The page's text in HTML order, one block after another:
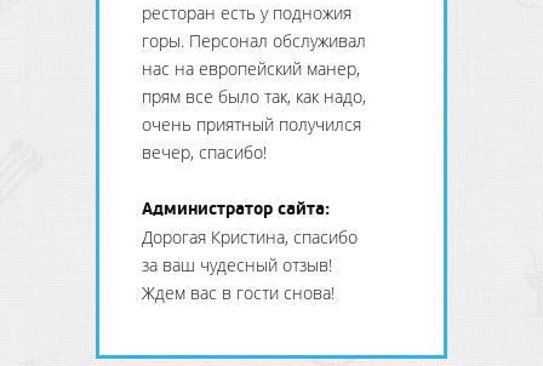
ресторан есть у подножия
горы. Персонал обслуживал
нас на европейский манер,
прям все было так, как надо,
очень приятный получился
вечер, спасибо!
Администратор сайта:
Дорогая Кристина, спасибо
за ваш чудесный отзыв!
Ждем вас в гости снова!